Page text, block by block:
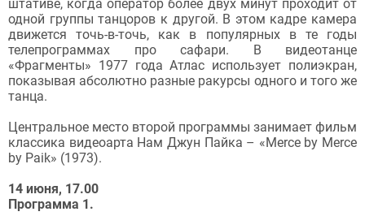
штативе, когда оператор более двух минут проходит от
одной группы танцоров к другой. В этом кадре камера
движется точь-в-точь, как в популярных в те годы
телепрограммах про сафари. В видеотанце
«Фрагменты» 1977 года Атлас использует полиэкран,
показывая абсолютно разные ракурсы одного и того же
танца.
Центральное место второй программы занимает фильм
классика видеоарта Нам Джун Пайка – «Merce by Merce
by Paik» (1973).
14 июня, 17.00
Программа 1.